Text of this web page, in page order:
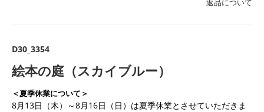
返品について
D30_3354
絵本の庭（スカイブルー）
＜夏季休業について＞
8月13日（木）～8月16日（日）は夏季休業とさせていただきま